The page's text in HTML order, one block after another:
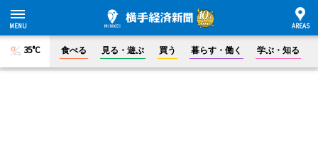
35°C 食べる 見る・遊ぶ 買う 暮らす・働く 学ぶ・知る